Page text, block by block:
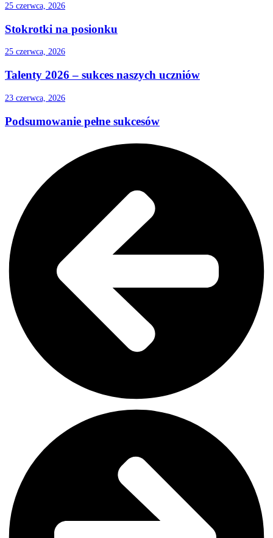
25 czerwca, 2026
Stokrotki na posionku
25 czerwca, 2026
Talenty 2026 – sukces naszych uczniów
23 czerwca, 2026
Podsumowanie pełne sukcesów